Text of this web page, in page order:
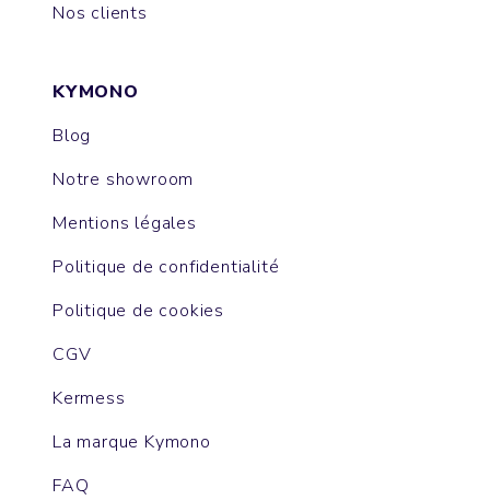
Nos clients
KYMONO
Blog
Notre showroom
Mentions légales
Politique de confidentialité
Politique de cookies
CGV
Kermess
La marque Kymono
FAQ